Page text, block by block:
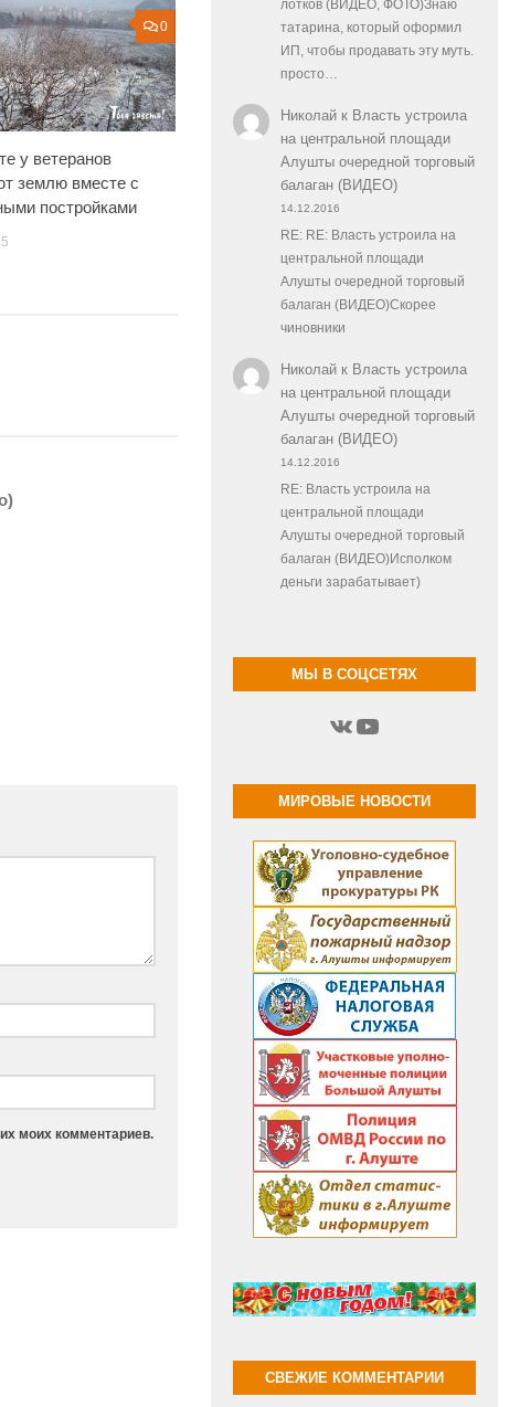
0
у ветеранов
землю вместе с
постройками
моих комментариев.
лотков (ВИДЕО, ФОТО)Знаю
татарина, который оформил
ИП, чтобы продавать эту муть.
просто…
Николайк Власть устроила
на центральной площади
Алушты очередной торговый
балаган (ВИДЕО)
14.12.2016
RE: RE: Власть устроила на
центральной площади
Алушты очередной торговый
балаган (ВИДЕО)Скорее
чиновники
Николайк Власть устроила
на центральной площади
Алушты очередной торговый
балаган (ВИДЕО)
14.12.2016
RE: Власть устроила на
центральной площади
Алушты очередной торговый
балаган (ВИДЕО)Исполком
деньги зарабатывает)
МЫ В СОЦСЕТЯХ
ВКонтакте
YouTube
МИРОВЫЕ НОВОСТИ
СВЕЖИЕ КОММЕНТАРИИ